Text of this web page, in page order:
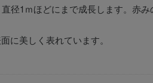
径1ｍほどにまで成長します。赤
に美しく表れています。